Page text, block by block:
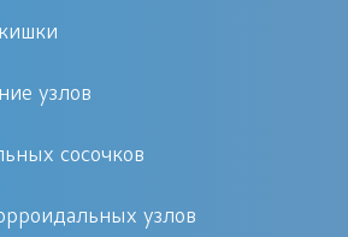
демонстрирует
и сложных случаях.
узлов
сосочков
узлов